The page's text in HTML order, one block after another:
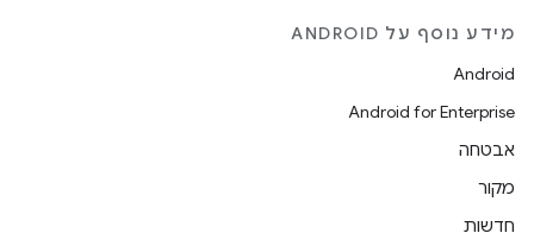
מידע נוסף על ANDROID
Android
Android for Enterprise
אבטחה
מקור
חדשות